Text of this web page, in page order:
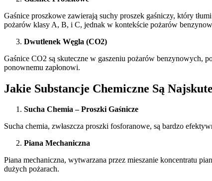
Gaśnice proszkowe zawierają suchy proszek gaśniczy, który
pożarów klasy A, B, i C, jednak w kontekście pożarów
Dwutlenek Węgla (CO2)
Gaśnice CO2 są skuteczne w gaszeniu pożarów benzynowych,
ponownemu zapłonowi.
Jakie Substancje Chemiczne Są
Sucha Chemia – Proszki Gaśnicze
Sucha chemia, zwłaszcza proszki fosforanowe, są bardzo
Piana Mechaniczna
Piana mechaniczna, wytwarzana przez mieszanie koncentratu
dużych pożarach.